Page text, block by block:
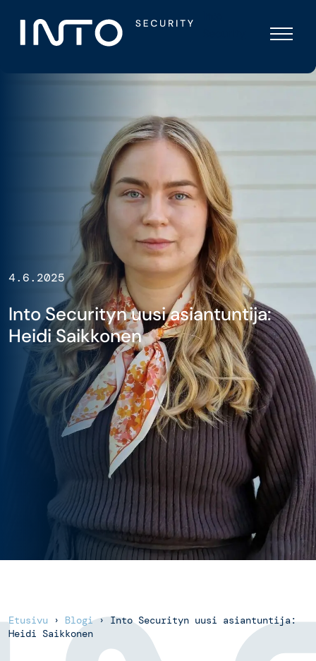
content
4.6.2025
Into Securityn uusi asiantuntija:
Heidi Saikkonen
Etusivu › Blogi›Into Securityn uusi asiantuntija:
Heidi Saikkonen